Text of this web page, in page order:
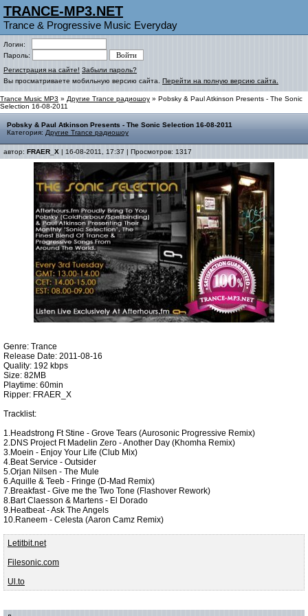
TRANCE-MP3.NET
Trance & Progressive Music Everyday
Логин:
Пароль:
Регистрация на сайте! Забыли пароль?
Вы просматриваете мобильную версию сайта. Перейти на полную версию сайта.
Trance Music MP3 » Другие Trance радиошоу » Pobsky & Paul Atkinson Presents - The Sonic
Selection 16-08-2011
Pobsky & Paul Atkinson Presents - The Sonic Selection 16-08-2011
Категория: Другие Trance радиошоу
автор: FRAER_X | 16-08-2011, 17:37 | Просмотров: 1317
Genre: Trance
Release Date: 2011-08-16
Quality: 192 kbps
Size: 82MB
Playtime: 60min
Ripper: FRAER_X
Tracklist:
1.Headstrong Ft Stine - Grove Tears (Aurosonic Progressive Remix)
2.DNS Project Ft Madelin Zero - Another Day (Khomha Remix)
3.Moein - Enjoy Your Life (Club Mix)
4.Beat Service - Outsider
5.Orjan Nilsen - The Mule
6.Aquille & Teeb - Fringe (D-Mad Remix)
7.Breakfast - Give me the Two Tone (Flashover Rework)
8.Bart Claesson & Martens - El Dorado
9.Heatbeat - Ask The Angels
10.Raneem - Celesta (Aaron Camz Remix)
Letitbit.net
Filesonic.com
Ul.to